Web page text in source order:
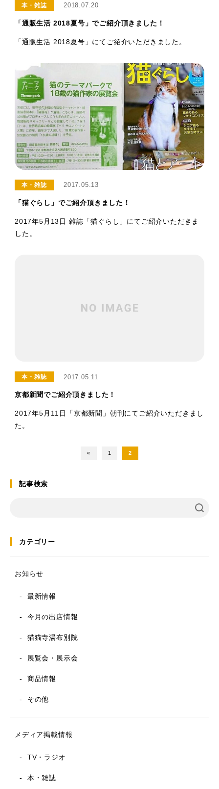
本・雑誌 2018.07.20
「通販生活 2018夏号」でご紹介頂きました！
「通販生活 2018夏号」にてご紹介いただきました。
本・雑誌 2017.05.13
「猫ぐらし」でご紹介頂きました！
2017年5月13日 雑誌「猫ぐらし」にてご紹介いただきま
した。
本・雑誌 2017.05.11
京都新聞でご紹介頂きました！
2017年5月11日「京都新聞」朝刊にてご紹介いただきまし
た。
« 1 2
記事検索
カテゴリー
お知らせ
最新情報
今月の出店情報
猫猫寺湯布別院
展覧会・展示会
商品情報
その他
メディア掲載情報
TV・ラジオ
本・雑誌